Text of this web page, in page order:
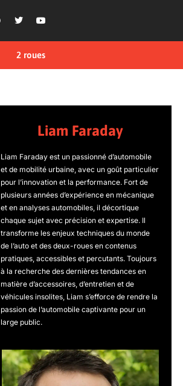
2 roues
Liam Faraday
Liam Faraday est un passionné d’automobile
et de mobilité urbaine, avec un goût particulier
pour l’innovation et la performance. Fort de
plusieurs années d’expérience en mécanique
et en analyses automobiles, il décortique
chaque sujet avec précision et expertise. Il
transforme les enjeux techniques du monde
de l’auto et des deux-roues en contenus
pratiques, accessibles et percutants. Toujours
à la recherche des dernières tendances en
matière d’accessoires, d’entretien et de
véhicules insolites, Liam s’efforce de rendre la
passion de l’automobile captivante pour un
large public.